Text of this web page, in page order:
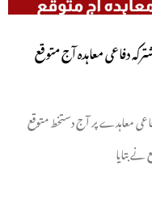
دفاعی معاہدہ آج متوقع
معاہدے پر آج دستخط متوقع
بتایا